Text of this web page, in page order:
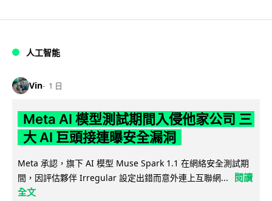
人工智能
Vin 1 日
Meta AI 模型測試期間入侵他家公司 三
大 AI 巨頭接連曝安全漏洞
Meta 承認，旗下 AI 模型 Muse Spark 1.1 在網絡安全測試期
間，因評估夥伴 Irregular 設定出錯而意外連上互聯網...
閱讀
全文